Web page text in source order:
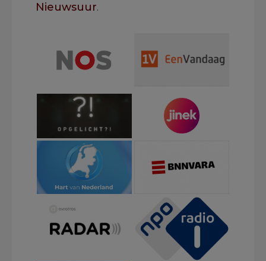
Nieuwsuur.